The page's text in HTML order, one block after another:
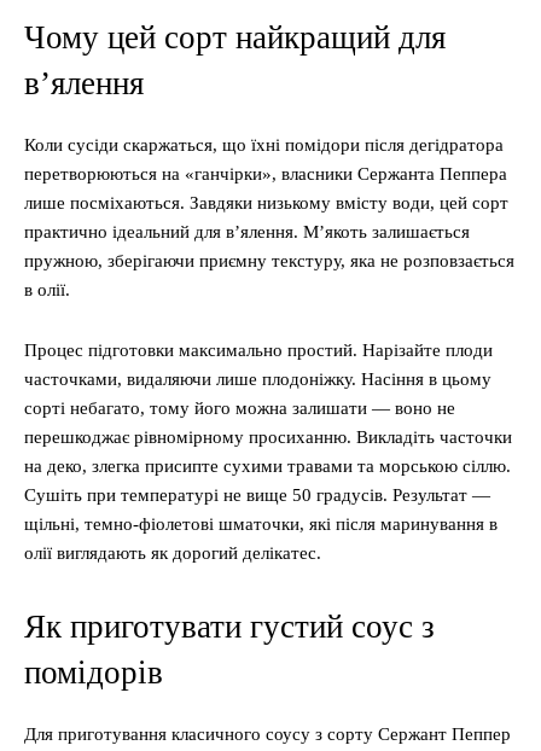
Чому цей сорт найкращий для
в’ялення
Коли сусіди скаржаться, що їхні помідори після дегідратора
перетворюються на «ганчірки», власники Сержанта Пеппера
лише посміхаються. Завдяки низькому вмісту води, цей сорт
практично ідеальний для в’ялення. М’якоть залишається
пружною, зберігаючи приємну текстуру, яка не розповзається
в олії.
Процес підготовки максимально простий. Нарізайте плоди
часточками, видаляючи лише плодоніжку. Насіння в цьому
сорті небагато, тому його можна залишати — воно не
перешкоджає рівномірному просиханню. Викладіть часточки
на деко, злегка присипте сухими травами та морською сіллю.
Сушіть при температурі не вище 50 градусів. Результат —
щільні, темно-фіолетові шматочки, які після маринування в
олії виглядають як дорогий делікатес.
Як приготувати густий соус з
помідорів
Для приготування класичного соусу з сорту Сержант Пеппер